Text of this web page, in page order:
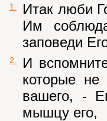
1.
Итак люби
Им
заповеди
2.
И
которые не
вашего, -
мышцу его,